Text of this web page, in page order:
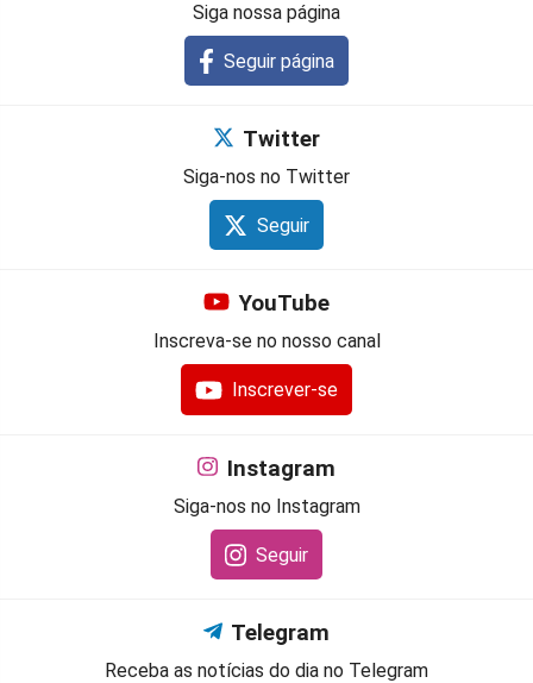
Siga nossa página
Seguir página
Twitter
Siga-nos no Twitter
Seguir
YouTube
Inscreva-se no nosso canal
Inscrever-se
Instagram
Siga-nos no Instagram
Seguir
Telegram
Receba as notícias do dia no Telegram